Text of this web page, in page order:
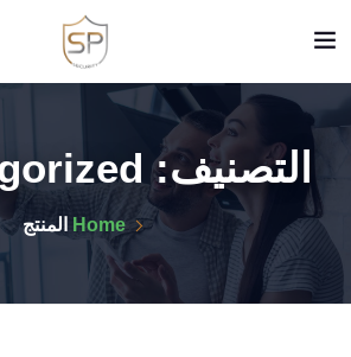
التصنيف:
Home المنتج